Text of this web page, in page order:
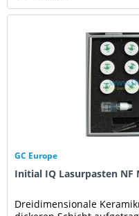
GC Europe
Initial IQ Lasurpasten NF
Dreidimensionale